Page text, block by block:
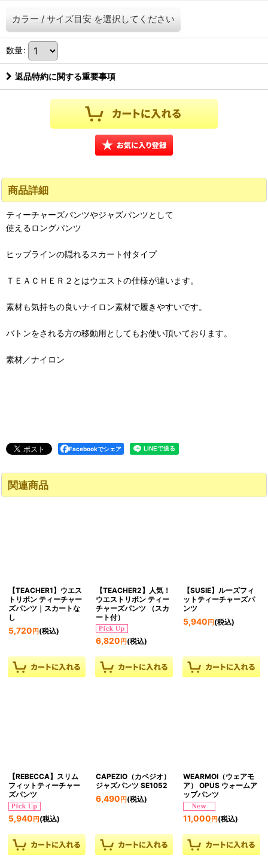
カラー / サイズ目安 を選択してください
数量:
返品特約に関する重要事項
商品詳細
ティーチャーズパンツやジャズパンツとして
使えるロングパンツ
ヒップラインの隠れるスカート付タイプ
ＴＥＡＣＨＥＲ２とはウエストの仕様が違います。
素材も気持ちの良いナイロン素材で履きやすいです。
バトンをされる方の移動用としてもお使い頂いております。
素材／ナイロン
Facebookでシェア
関連商品
【TEACHER1】ウエス
トリボン ティーチャー
ズパンツ｜スカートな
し
5,720 円 (税込)
【TEACHER2】人気！
ウエストリボン ティー
チャーズパンツ （スカ
ート付）
6,820 円(税込)
【SUSIE】ルーズフィ
ットティーチャーズパ
ンツ
5,940 円(税込)
【REBECCA】スリム
フィットティーチャー
ズパンツ
5,940 円 (税込)
CAPEZIO（カペジオ）
ジャズパンツ SE1052
6,490 円(税込)
WEARMOI（ウェアモ
ア） OPUS ウォームア
ップパンツ
11,000 円(税込)